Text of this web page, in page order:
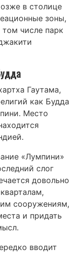
в столице
зоны,
числе парк
Гаутама,
как Будда
Место
«Лумпини»
слог
довольно
сооружениям,
и придать
вводит